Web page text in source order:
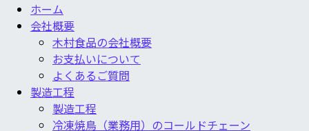
ホーム
会社概要
木村食品の会社概要
お支払いについて
よくあるご質問
製造工程
製造工程
冷凍焼鳥（業務用）のコールドチェーン